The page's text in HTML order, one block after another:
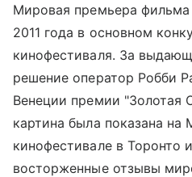
Мировая премьера фильма
2011 года в основном
кинофестиваля. За
решение оператор Робби
Венеции премии "Золотая
картина была показана
кинофестивале в Торонто
восторженные отзывы